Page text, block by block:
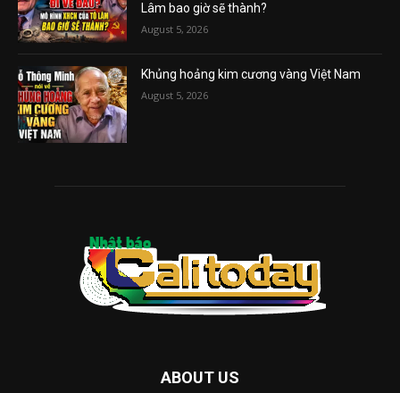
Lâm bao giờ sẽ thành?
August 5, 2026
Khủng hoảng kim cương vàng Việt Nam
August 5, 2026
ABOUT US